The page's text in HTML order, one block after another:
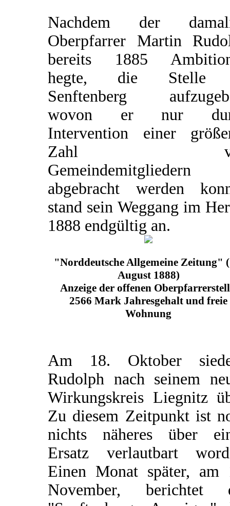
Nachdem der
Oberpfarrer Martin
bereits 1885
hegte, die Stelle
Senftenberg
wovon er nur
Intervention einer
Zahl
Gemeindemitgliedern
abgebracht werden
stand sein Weggang im
1888 endgültig an.
"Norddeutsche Allgemeine Zeitung"
August 1888)
Anzeige der offenen
2566 Mark Jahresgehalt und freie
Wohnung
Am 18. Oktober
Rudolph nach seinem
Wirkungskreis Liegnitz
Zu diesem Zeitpunkt ist
nichts näheres über
Ersatz verlautbart
Einen Monat später, am
November, berichtet